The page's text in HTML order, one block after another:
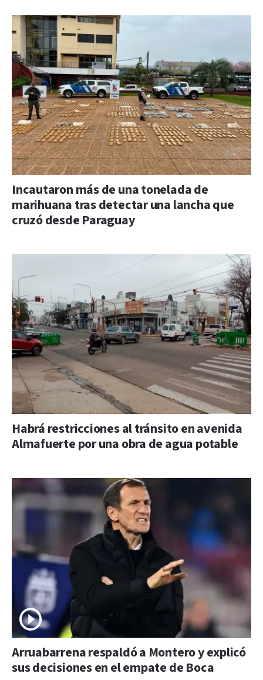
Incautaron más de una tonelada de
marihuana tras detectar una lancha que
cruzó desde Paraguay
Habrá restricciones al tránsito en avenida
Almafuerte por una obra de agua potable
Arruabarrena respaldó a Montero y explicó
sus decisiones en el empate de Boca